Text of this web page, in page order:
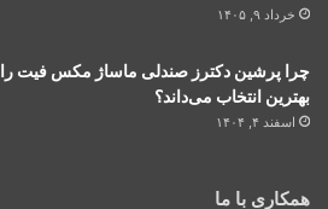
خرداد ۹, ۱۴۰۵
چرا پرشین دکترز صندلی ماساژ مکس فیت را
بهترین انتخاب می‌داند؟
اسفند ۴, ۱۴۰۴
همکاری با ما